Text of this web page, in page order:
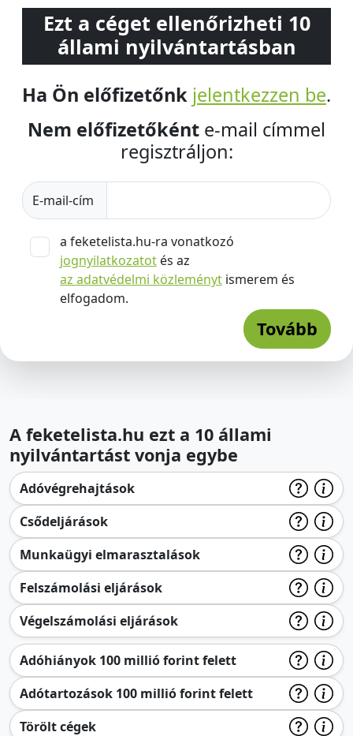
Ezt a céget ellenőrizheti 10
állami nyilvántartásban
Ha Ön előfizetőnk jelentkezzen be.
Nem előfizetőként e-mail címmel
regisztráljon:
E-mail-cím
a feketelista.hu-ra vonatkozó
jognyilatkozatot és az
az adatvédelmi közleményt ismerem és
elfogadom.
Tovább
A feketelista.hu ezt a 10 állami
nyilvántartást vonja egybe
Adóvégrehajtások
Csődeljárások
Munkaügyi elmarasztalások
Felszámolási eljárások
Végelszámolási eljárások
Adóhiányok 100 millió forint felett
Adótartozások 100 millió forint felett
Törölt cégek